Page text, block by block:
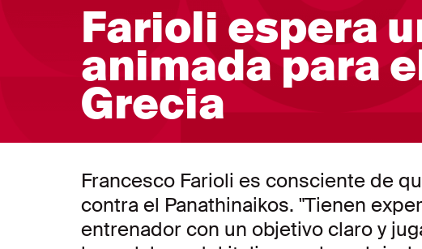
Farioli espera
animada para
Grecia
Francesco Farioli es consciente de
contra el Panathinaikos. "Tienen
entrenador con un objetivo claro y